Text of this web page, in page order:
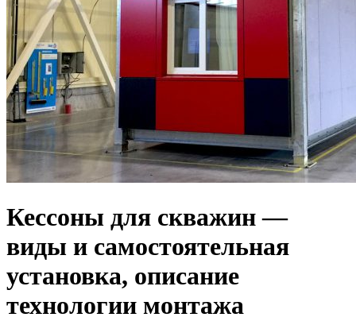
Кессоны для скважин —
виды и самостоятельная
установка, описание
технологии монтажа